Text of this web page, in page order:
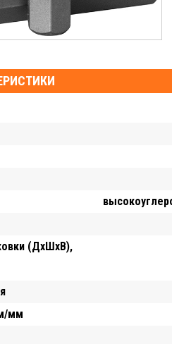
(ДхШхВ),
мм